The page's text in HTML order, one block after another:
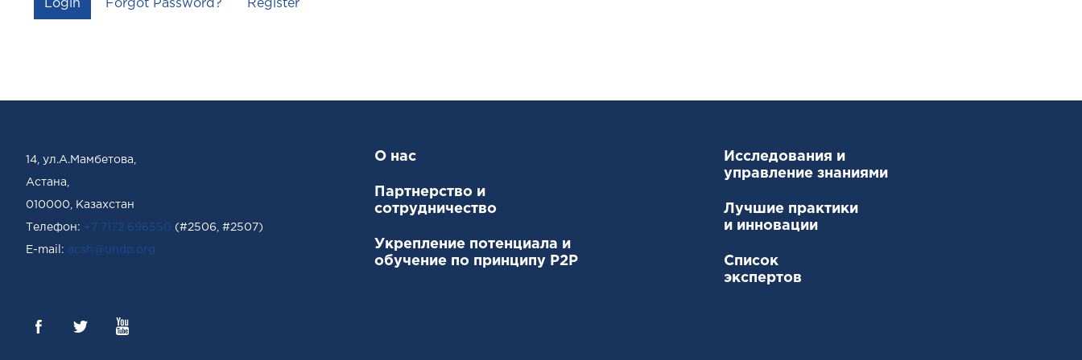
Login Forgot Password? Register
14, ул.А.Мамбетова,
Астана,
010000, Казахстан
Телефон: +7 7172 696550 (#2506, #2507)
Е-mail: acsh@undp.org
О нас
Партнерство и
сотрудничество
Укрепление потенциала и
обучение по принципу P2P
Исследования и
управление знаниями
Лучшие практики
и инновации
Список
экспертов